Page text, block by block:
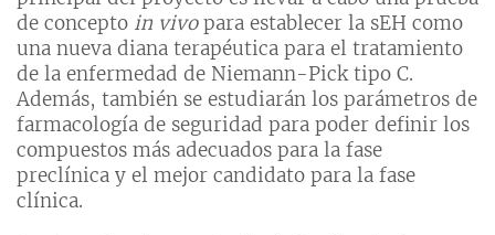
de concepto in vivopara establecer la sEH como
una nueva diana terapéutica para el tratamiento
de la enfermedad de Niemann-Pick tipo C.
Además, también se estudiarán los parámetros de
farmacología de seguridad para poder definir los
compuestos más adecuados para la fase
preclínica y el mejor candidato para la fase
clínica.